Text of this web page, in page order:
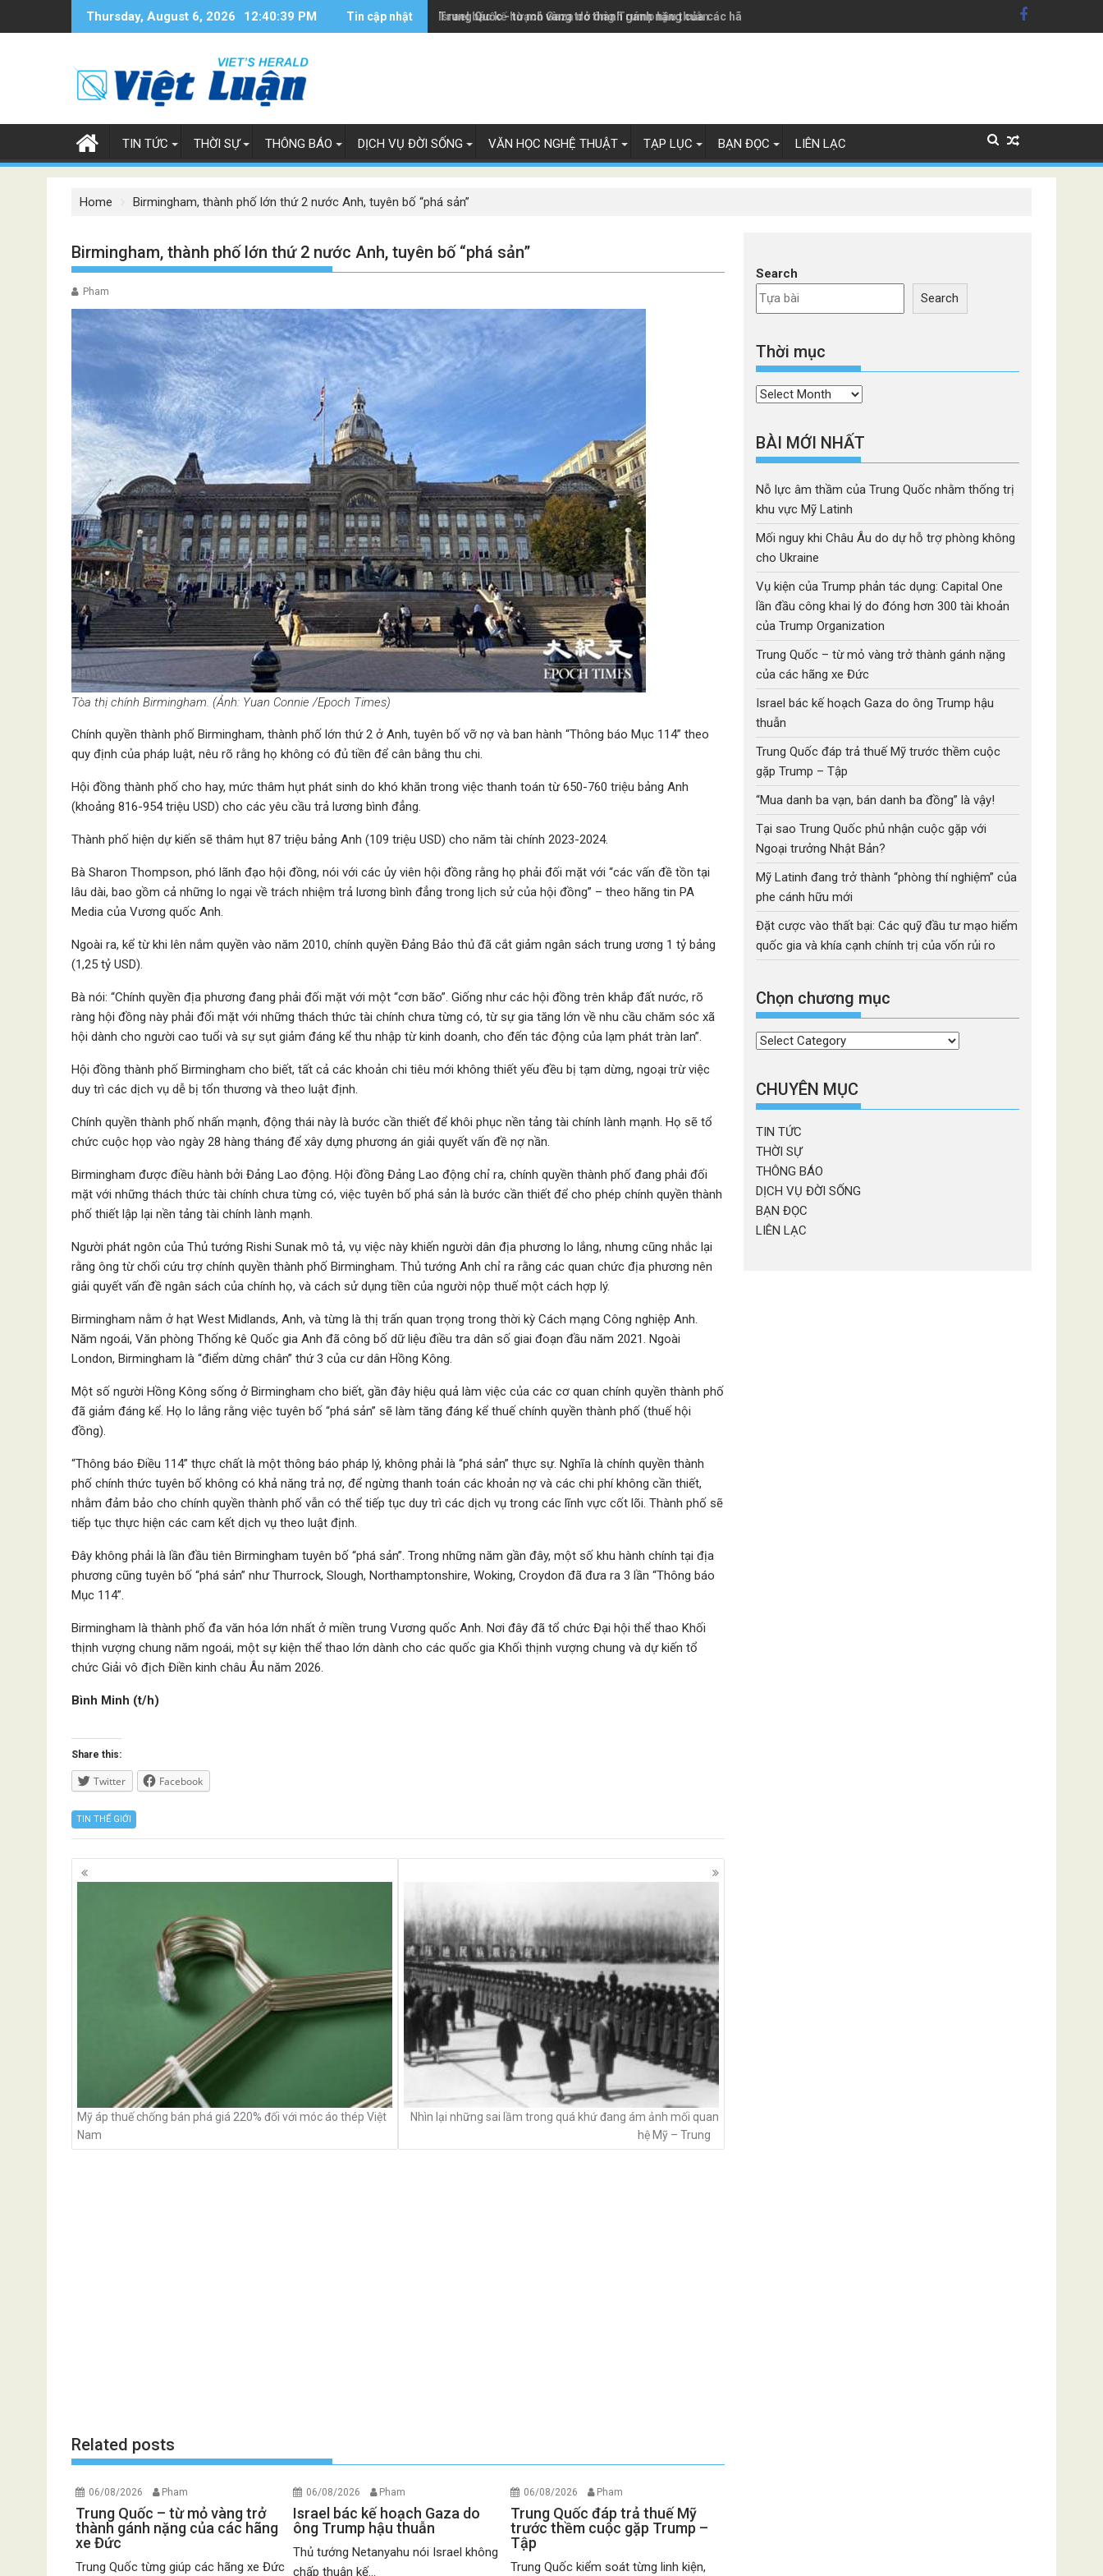
Thursday, August 6, 2026 12:40:40 PM Tin cập nhật Trung Quốc - từ mỏ vàng trở thành gánh nặng của các hãng xe Đức
Israel bác kế hoạch Gaza do ông Trump hậu thuẫn
TIN TỨC THỜI SỰ THÔNG BÁO DỊCH VỤ ĐỜI SỐNG VĂN HỌC NGHỆ THUẬT TẠP LỤC BẠN ĐỌC LIÊN LẠC
Home Birmingham, thành phố lớn thứ 2 nước Anh, tuyên bố “phá sản”
Birmingham, thành phố lớn thứ 2 nước Anh, tuyên bố “phá sản”
Pham
Tòa thị chính Birmingham. (Ảnh: Yuan Connie /Epoch Times)
Chính quyền thành phố Birmingham, thành phố lớn thứ 2 ở Anh, tuyên bố vỡ nợ và ban hành “Thông báo Mục 114” theo
quy định của pháp luật, nêu rõ rằng họ không có đủ tiền để cân bằng thu chi.
Hội đồng thành phố cho hay, mức thâm hụt phát sinh do khó khăn trong việc thanh toán từ 650-760 triệu bảng Anh
(khoảng 816-954 triệu USD) cho các yêu cầu trả lương bình đẳng.
Thành phố hiện dự kiến ​​sẽ thâm hụt 87 triệu bảng Anh (109 triệu USD) cho năm tài chính 2023-2024.
Bà Sharon Thompson, phó lãnh đạo hội đồng, nói với các ủy viên hội đồng rằng họ phải đối mặt với “các vấn đề tồn tại
lâu dài, bao gồm cả những lo ngại về trách nhiệm trả lương bình đẳng trong lịch sử của hội đồng” – theo hãng tin PA
Media của Vương quốc Anh.
Ngoài ra, kể từ khi lên nắm quyền vào năm 2010, chính quyền Đảng Bảo thủ đã cắt giảm ngân sách trung ương 1 tỷ bảng
(1,25 tỷ USD).
Bà nói: “Chính quyền địa phương đang phải đối mặt với một “cơn bão”. Giống như các hội đồng trên khắp đất nước, rõ
ràng hội đồng này phải đối mặt với những thách thức tài chính chưa từng có, từ sự gia tăng lớn về nhu cầu chăm sóc xã
hội dành cho người cao tuổi và sự sụt giảm đáng kể thu nhập từ kinh doanh, cho đến tác động của lạm phát tràn lan”.
Hội đồng thành phố Birmingham cho biết, tất cả các khoản chi tiêu mới không thiết yếu đều bị tạm dừng, ngoại trừ việc
duy trì các dịch vụ dễ bị tổn thương và theo luật định.
Chính quyền thành phố nhấn mạnh, động thái này là bước cần thiết để khôi phục nền tảng tài chính lành mạnh. Họ sẽ tổ
chức cuộc họp vào ngày 28 hàng tháng để xây dựng phương án giải quyết vấn đề nợ nần.
Birmingham được điều hành bởi Đảng Lao động. Hội đồng Đảng Lao động chỉ ra, chính quyền thành phố đang phải đối
mặt với những thách thức tài chính chưa từng có, việc tuyên bố phá sản là bước cần thiết để cho phép chính quyền thành
phố thiết lập lại nền tảng tài chính lành mạnh.
Người phát ngôn của Thủ tướng Rishi Sunak mô tả, vụ việc này khiến người dân địa phương lo lắng, nhưng cũng nhắc lại
rằng ông từ chối cứu trợ chính quyền thành phố Birmingham. Thủ tướng Anh chỉ ra rằng các quan chức địa phương nên
giải quyết vấn đề ngân sách của chính họ, và cách sử dụng tiền của người nộp thuế một cách hợp lý.
Birmingham nằm ở hạt West Midlands, Anh, và từng là thị trấn quan trọng trong thời kỳ Cách mạng Công nghiệp Anh.
Năm ngoái, Văn phòng Thống kê Quốc gia Anh đã công bố dữ liệu điều tra dân số giai đoạn đầu năm 2021. Ngoài
London, Birmingham là “điểm dừng chân” thứ 3 của cư dân Hồng Kông.
Một số người Hồng Kông sống ở Birmingham cho biết, gần đây hiệu quả làm việc của các cơ quan chính quyền thành phố
đã giảm đáng kể. Họ lo lắng rằng việc tuyên bố “phá sản” sẽ làm tăng đáng kể thuế chính quyền thành phố (thuế hội
đồng).
“Thông báo Điều 114” thực chất là một thông báo pháp lý, không phải là “phá sản” thực sự. Nghĩa là chính quyền thành
phố chính thức tuyên bố không có khả năng trả nợ, để ngừng thanh toán các khoản nợ và các chi phí không cần thiết,
nhằm đảm bảo cho chính quyền thành phố vẫn có thể tiếp tục duy trì các dịch vụ trong các lĩnh vực cốt lõi. Thành phố sẽ
tiếp tục thực hiện các cam kết dịch vụ theo luật định.
Đây không phải là lần đầu tiên Birmingham tuyên bố “phá sản”. Trong những năm gần đây, một số khu hành chính tại địa
phương cũng tuyên bố “phá sản” như Thurrock, Slough, Northamptonshire, Woking, Croydon đã đưa ra 3 lần “Thông báo
Mục 114”.
Birmingham là thành phố đa văn hóa lớn nhất ở miền trung Vương quốc Anh. Nơi đây đã tổ chức Đại hội thể thao Khối
thịnh vượng chung năm ngoái, một sự kiện thể thao lớn dành cho các quốc gia Khối thịnh vượng chung và dự kiến tổ
chức Giải vô địch Điền kinh châu Âu năm 2026.
Bình Minh (t/h)
Share this:
Twitter Facebook
TIN THẾ GIỚI
Posts
navigation
Mỹ áp thuế chống bán phá giá 220% đối với móc áo thép Việt
Nam
Nhìn lại những sai lầm trong quá khứ đang ám ảnh mối quan
hệ Mỹ – Trung
Related posts
06/08/2026 Pham
Trung Quốc – từ mỏ vàng trở
thành gánh nặng của các hãng
xe Đức
Trung Quốc từng giúp các hãng xe Đức
06/08/2026 Pham
Israel bác kế hoạch Gaza do
ông Trump hậu thuẫn
Thủ tướng Netanyahu nói Israel không
chấp thuận kế...
06/08/2026 Pham
Trung Quốc đáp trả thuế Mỹ
trước thềm cuộc gặp Trump –
Tập
Trung Quốc kiểm soát từng linh kiện,
Search
Search
Thời mục
Thời
BÀI MỚI NHẤT
Nỗ lực âm thầm của Trung Quốc nhằm thống trị
khu vực Mỹ Latinh
Mối nguy khi Châu Âu do dự hỗ trợ phòng không
cho Ukraine
Vụ kiện của Trump phản tác dụng: Capital One
lần đầu công khai lý do đóng hơn 300 tài khoản
của Trump Organization
Trung Quốc – từ mỏ vàng trở thành gánh nặng
của các hãng xe Đức
Israel bác kế hoạch Gaza do ông Trump hậu
thuẫn
Trung Quốc đáp trả thuế Mỹ trước thềm cuộc
gặp Trump – Tập
“Mua danh ba vạn, bán danh ba đồng” là vậy!
Tại sao Trung Quốc phủ nhận cuộc gặp với
Ngoại trưởng Nhật Bản?
Mỹ Latinh đang trở thành “phòng thí nghiệm” của
phe cánh hữu mới
Đặt cược vào thất bại: Các quỹ đầu tư mạo hiểm
quốc gia và khía cạnh chính trị của vốn rủi ro
Chọn chương mục
Chọn
mục
CHUYÊN MỤC
TIN TỨC
THỜI SỰ
THÔNG BÁO
DỊCH VỤ ĐỜI SỐNG
BẠN ĐỌC
LIÊN LẠC